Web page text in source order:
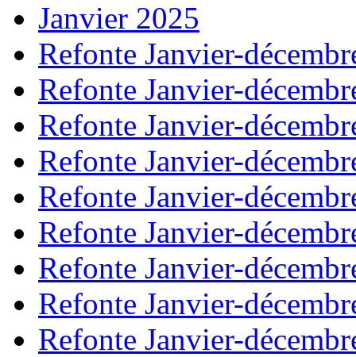
Janvier 2025
Refonte Janvier-
Refonte Janvier-
Refonte Janvier-
Refonte Janvier-
Refonte Janvier-
Refonte Janvier-
Refonte Janvier-
Refonte Janvier-
Refonte Janvier-